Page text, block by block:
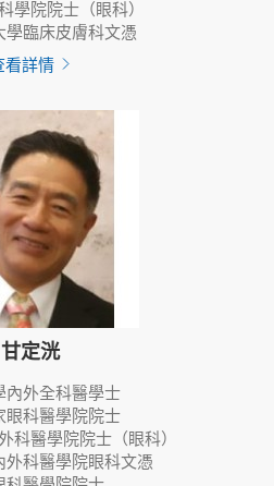
學院院士（眼科）
學臨床皮膚科文憑
看詳情
甘定洸
內外全科醫學士
眼科醫學院院士
科醫學院院士（眼科）
外科醫學院眼科文憑